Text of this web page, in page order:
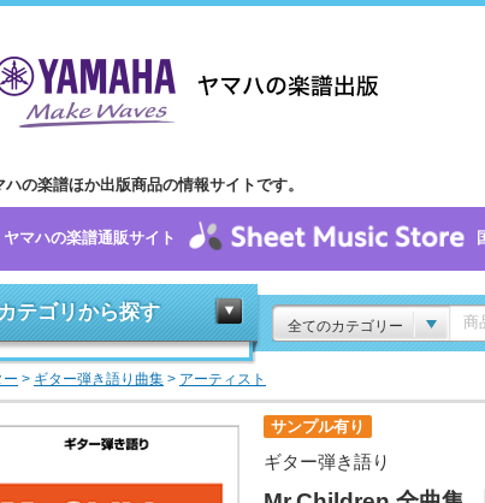
ハの楽譜ほか出版商品の情報サイトです。
ヤマハの楽譜通販サイト
テゴリから探す
全てのカテゴリー
ー > ギター弾き語り曲集 > アーティスト
サンプル有り
ギター弾き語り